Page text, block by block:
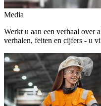
Media
Werkt u aan een verhaal over
verhalen, feiten en cijfers - u